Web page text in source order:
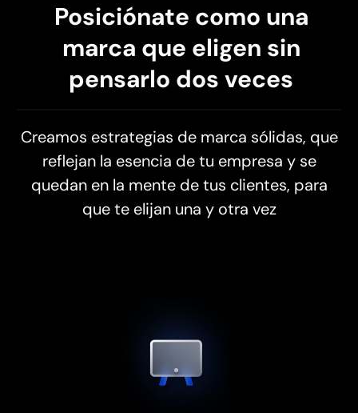
Posiciónate como una
marca que eligen sin
pensarlo dos veces
Creamos estrategias de marca sólidas, que
reflejan la esencia de tu empresa y se
quedan en la mente de tus clientes, para
que te elijan una y otra vez